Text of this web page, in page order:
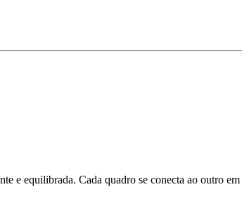
e equilibrada. Cada quadro se conecta ao outro em